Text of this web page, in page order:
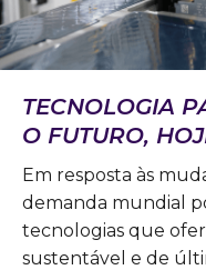
TECNOLOGIA
O FUTURO,
Em resposta às
demanda mundial
tecnologias que
sustentável e de